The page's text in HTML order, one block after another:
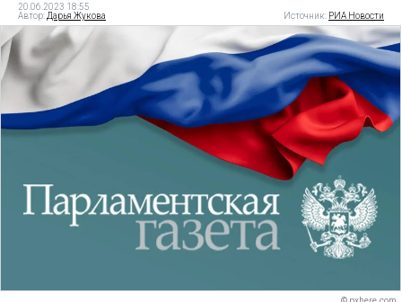
20.06.2023 18:55
Автор: Дарья Жукова Источник: РИА Новости